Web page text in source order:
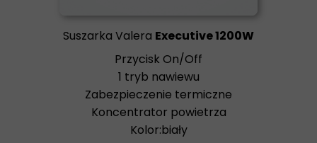
Suszarka Valera Executive 1200W
Przycisk On/Off
1 tryb nawiewu
Zabezpieczenie termiczne
Koncentrator powietrza
Kolor:biały